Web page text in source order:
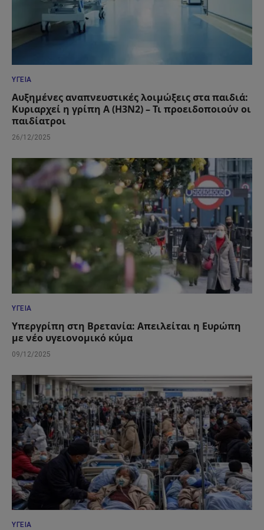
ΥΓΕΊΑ
Αυξημένες αναπνευστικές λοιμώξεις στα παιδιά:
Κυριαρχεί η γρίπη Α (Η3Ν2) – Τι προειδοποιούν οι
παιδίατροι
26/12/2025
ΥΓΕΊΑ
Υπεργρίπη στη Βρετανία: Απειλείται η Ευρώπη
με νέο υγειονομικό κύμα
09/12/2025
ΥΓΕΊΑ